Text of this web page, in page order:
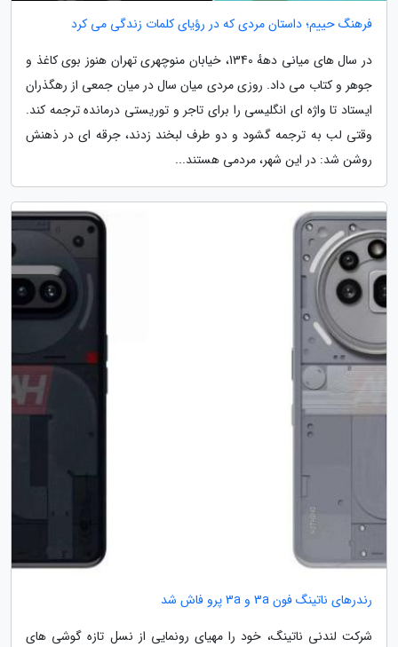
فرهنگ حییم؛ داستان مردی که در رؤیای کلمات زندگی می کرد
در سال های میانی دههٔ 1340، خیابان منوچهری تهران هنوز بوی کاغذ و
جوهر و کتاب می داد. روزی مردی میان سال در میان جمعی از رهگذران
ایستاد تا واژه ای انگلیسی را برای تاجر و توریستی درمانده ترجمه کند.
وقتی لب به ترجمه گشود و دو طرف لبخند زدند، جرقه ای در ذهنش
روشن شد: در این شهر، مردمی هستند...
رندرهای ناتینگ فون 3a و 3a پرو فاش شد
شرکت لندنی ناتینگ، خود را مهیای رونمایی از نسل تازه گوشی های